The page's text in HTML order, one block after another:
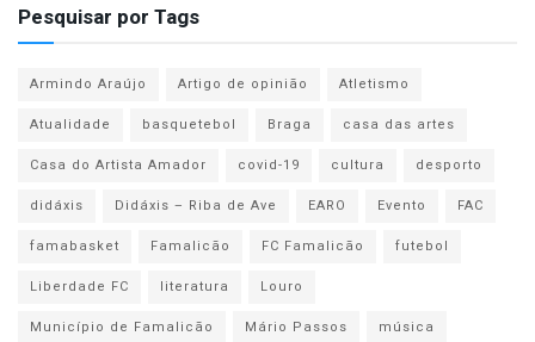
Pesquisar por Tags
Armindo Araújo Artigo de opinião
Atletismo
Atualidade
basquetebol Braga
casa das artes
Casa do Artista Amador
covid-19 cultura
desporto
didáxis
Didáxis – Riba de Ave EARO Evento
FAC
famabasket
Famalicão FC Famalicão
futebol
Liberdade FC
literatura
Louro
Município de Famalicão
Mário Passos
música